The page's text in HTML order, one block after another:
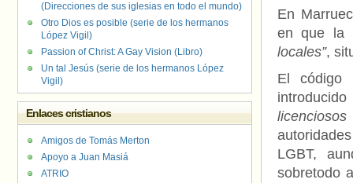
En
en que la
locales”,
El código
LGBT,
sobretodo
(Direcciones de sus iglesias en todo el mundo)
Otro Dios es posible (serie de los hermanos
López Vigil)
Passion of Christ: A Gay Vision (Libro)
Un tal Jesús (serie de los hermanos López
Vigil)
Enlaces cristianos
Amigos de Tomás Merton
Apoyo a Juan Masiá
ATRIO